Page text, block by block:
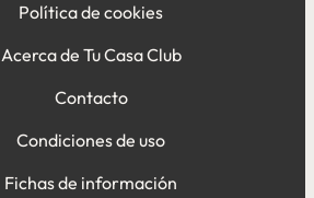
Política de cookies
Acerca de Tu Casa Club
Contacto
Condiciones de uso
Fichas de información